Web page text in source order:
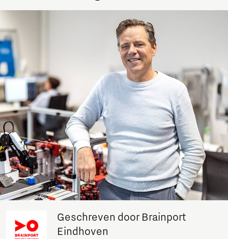
Geschreven door Brainport
Eindhoven